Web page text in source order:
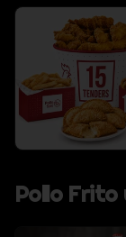
Pollo Frito